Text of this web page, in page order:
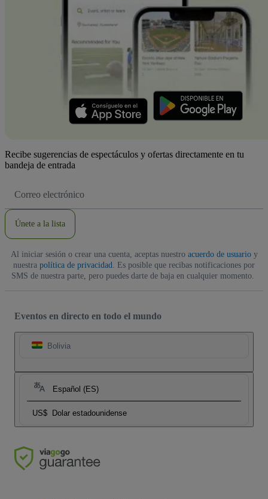
Recibe sugerencias de espectáculos y ofertas directamente en tu
bandeja de entrada
de
Únete a la lista
Al iniciar sesión o crear una cuenta, aceptas nuestro acuerdo de usuarioy
nuestra política de privacidad. Es posible que recibas notificaciones por
SMS de nuestra parte, pero puedes darte de baja en cualquier momento.
Eventos en directo en todo el mundo
Bolivia
Español (ES)
US$ Dolar estadounidense